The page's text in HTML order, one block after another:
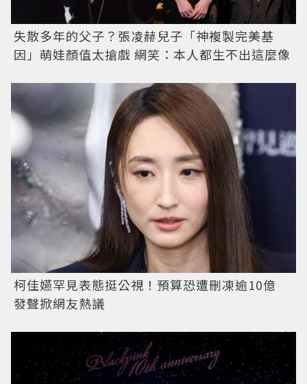
失散多年的父子？張凌赫兒子「神複製完美基
因」萌娃顏值太搶戲 網笑：本人都生不出這麼像
柯佳嬿罕見表態挺公視！預算恐遭刪凍逾10億
發聲掀網友熱議